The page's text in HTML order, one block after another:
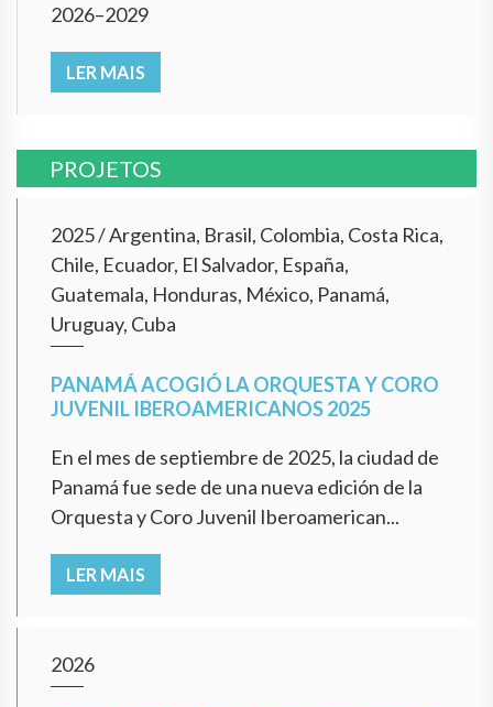
2026–2029
LER MAIS
PROJETOS
2025/Argentina, Brasil, Colombia, Costa Rica,
Chile, Ecuador, El Salvador, España,
Guatemala, Honduras, México, Panamá,
Uruguay, Cuba
PANAMÁ ACOGIÓ LA ORQUESTA Y CORO
JUVENIL IBEROAMERICANOS 2025
En el mes de septiembre de 2025, la ciudad de
Panamá fue sede de una nueva edición de la
Orquesta y Coro Juvenil Iberoamerican...
LER MAIS
2026